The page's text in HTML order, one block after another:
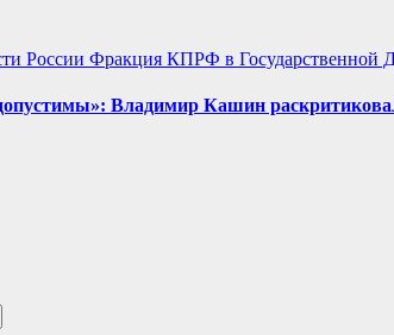
России Фракция КПРФ в Государственной
Владимир Кашин